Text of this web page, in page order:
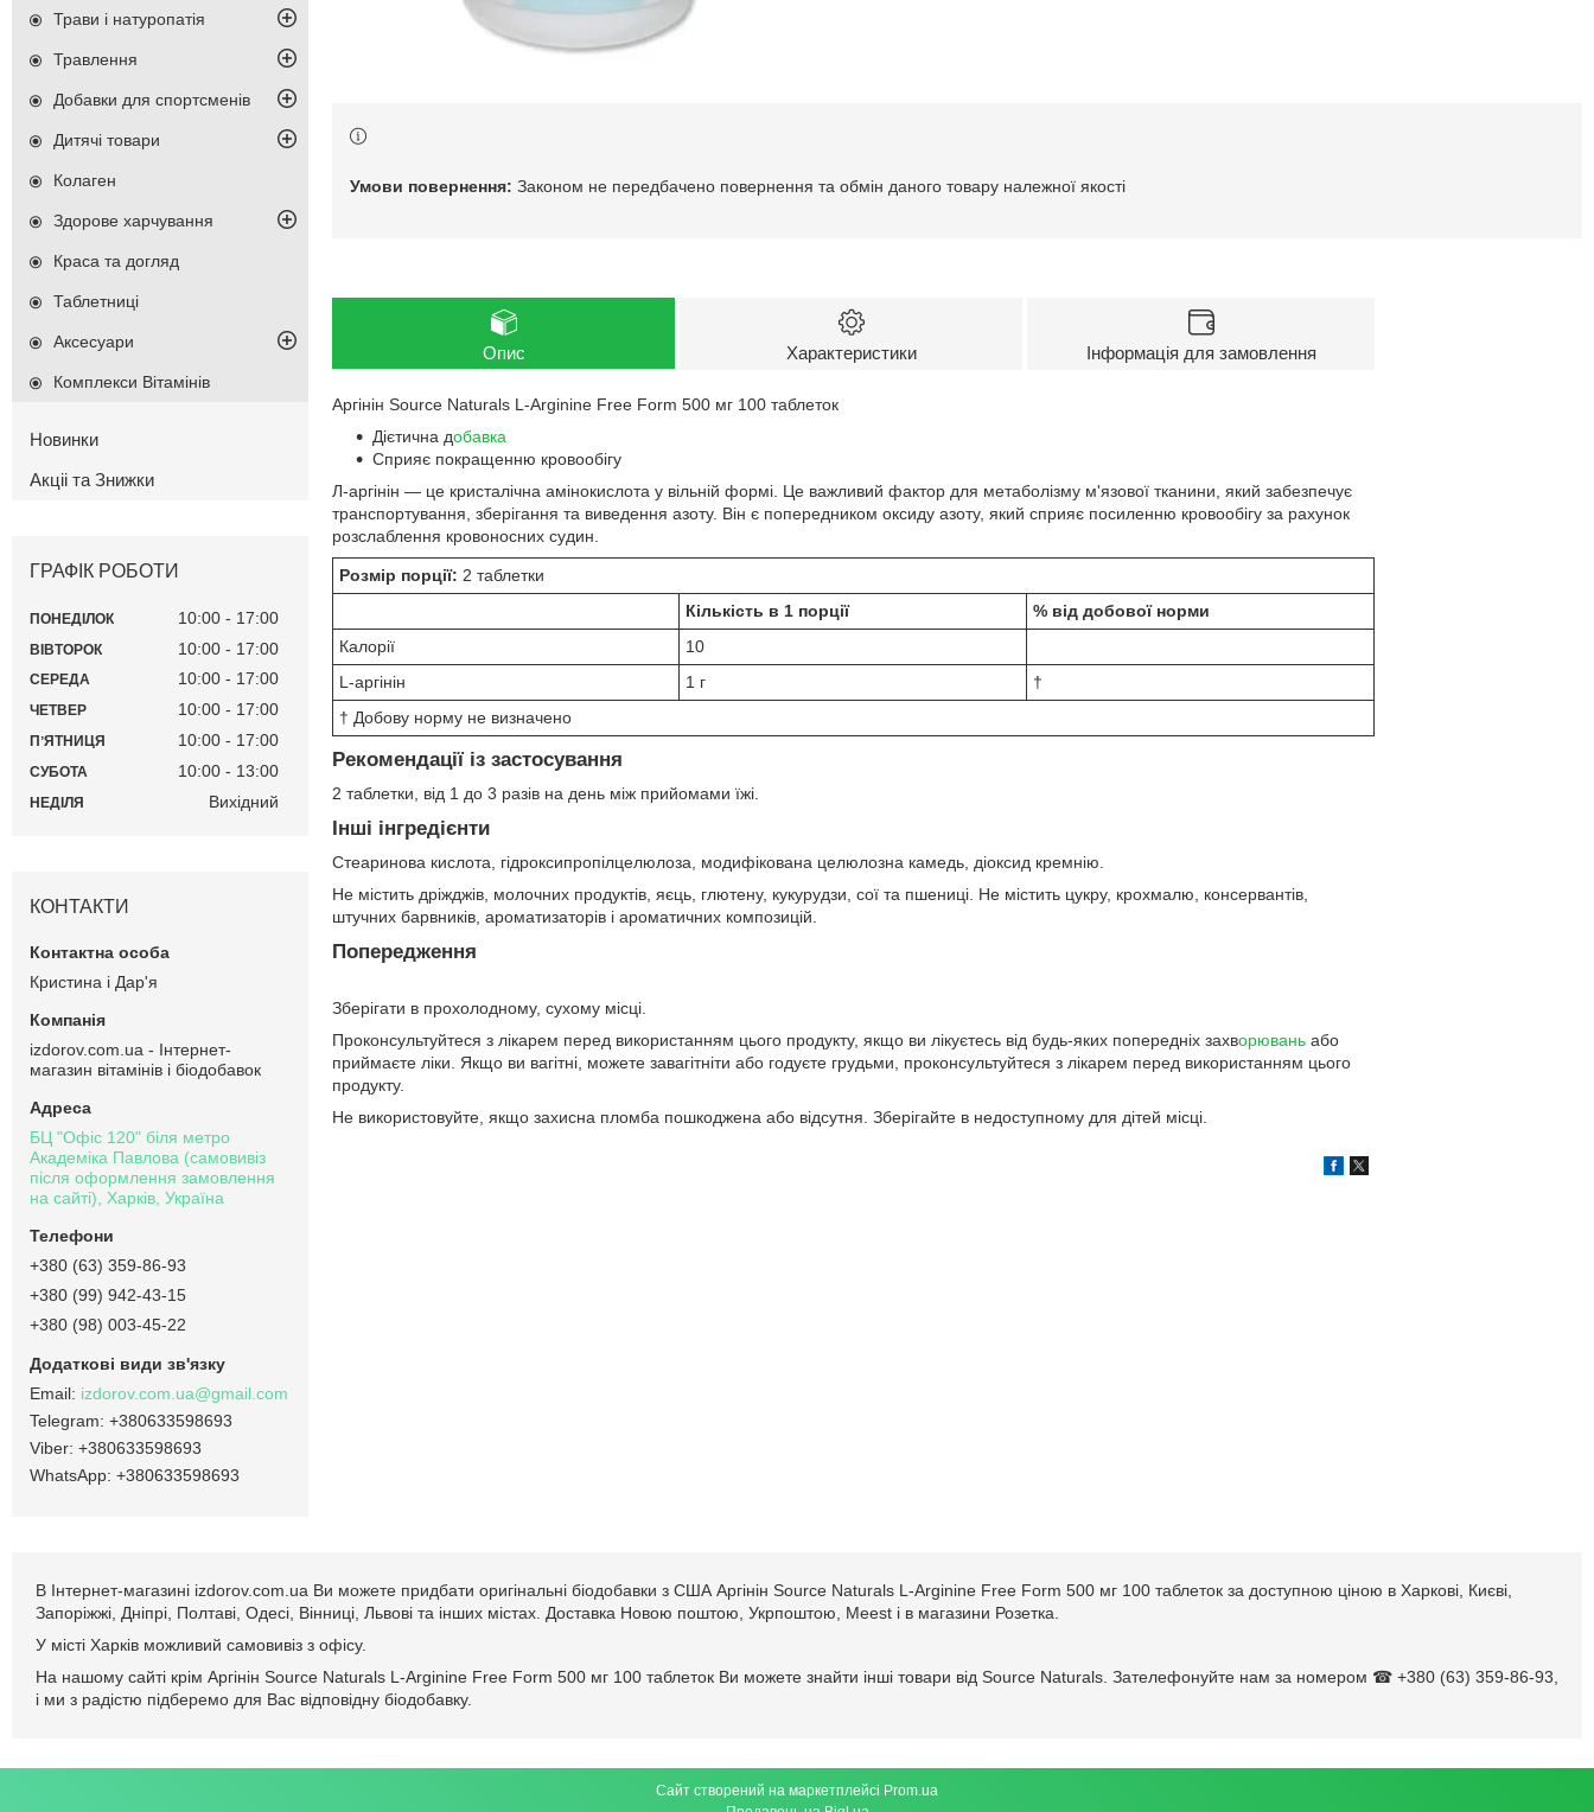
Законом не передбачено повернення та обмін даного товару належної якості
Опис Характеристики Інформація для замовлення
Аргінін Source Naturals L-Arginine Free Form 500 мг 100 таблеток
Дієтична добавка
Сприяє покращенню кровообігу
Л-аргінін — це кристалічна амінокислота у вільній формі. Це важливий фактор для метаболізму м'язової тканини, який забезпечує
транспортування, зберігання та виведення азоту. Він є попередником оксиду азоту, який сприяє посиленню кровообігу за рахунок
розслаблення кровоносних судин.
Розмір порції: 2 таблетки
Кількість в 1 порції
% від добової норми
Калорії
10
L-аргінін
1 г
†
† Добову норму не визначено
Рекомендації із застосування
2 таблетки, від 1 до 3 разів на день між прийомами їжі.
Інші інгредієнти
Стеаринова кислoта, гідроксипропілцелюлоза, модифікована целюлозна камедь, діоксид кремнію.
Не містить дріжджів, молочних продуктів, яєць, глютену, кукурудзи, сої та пшениці. Не містить цукру, крохмалю, консервантів,
штучних барвників, ароматизаторів і ароматичних композицій.
Попередження
Зберігати в прохолодному, сухому місці.
Проконсультуйтеся з лікарем перед використанням цього продукту, якщо ви лікуєтесь від будь-яких попередніх захворювань або
приймаєте ліки. Якщо ви вагітні, можете завагітніти або годуєте грудьми, проконсультуйтеся з лікарем перед використанням цього
продукту.
Не використовуйте, якщо захисна пломба пошкоджена або відсутня. Зберігайте в недоступному для дітей місці.
Трави і натуропатія
Травлення
Добавки для спортсменів
Дитячі товари
Колаген
Здорове харчування
Краса та догляд
Таблетниці
Аксесуари
Комплекси Вітамінів
Новинки
Акціі та Знижки
ГРАФІК РОБОТИ
ПОНЕДІЛОК 10:00 17:00
ВІВТОРОК 10:00 17:00
СЕРЕДА 10:00 17:00
ЧЕТВЕР 10:00 17:00
ПʼЯТНИЦЯ 10:00 17:00
СУБОТА 10:00 13:00
НЕДІЛЯ Вихідний
КОНТАКТИ
Кристина і Дар'я
izdorov.com.ua - Інтернет-
магазин вітамінів і біодобавок
БЦ "Офіс 120" біля метро
Академіка Павлова (самовивіз
після оформлення замовлення
на сайті), Харків, Україна
+380 (63) 359-86-93
+380 (99) 942-43-15
+380 (98) 003-45-22
izdorov.com.ua@gmail.com
+380633598693
+380633598693
+380633598693
В Інтернет-магазині izdorov.com.ua Ви можете придбати оригінальні біодобавки з США Аргінін Source Naturals L-Arginine Free Form 500 мг 100 таблеток за доступною ціною в Харкові, Києві,
Запоріжжі, Дніпрі, Полтаві, Одесі, Вінниці, Львові та інших містах. Доставка Новою поштою, Укрпоштою, Meest і в магазини Розетка.
У місті Харків можливий самовивіз з офісу.
На нашому сайті крім Аргінін Source Naturals L-Arginine Free Form 500 мг 100 таблеток Ви можете знайти інші товари від Source Naturals. Зателефонуйте нам за номером ☎ +380 (63) 359-86-93,
і ми з радістю підберемо для Вас відповідну біодобавку.
Сайт створений на маркетплейсі Prom.ua